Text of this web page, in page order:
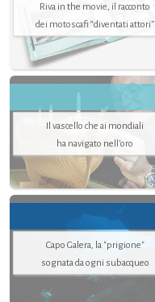
Riva in the movie, il racconto
dei motoscafi “diventati attori”
Il vascello che ai mondiali
ha navigato nell’oro
Capo Galera, la "prigione"
sognata da ogni subacqueo